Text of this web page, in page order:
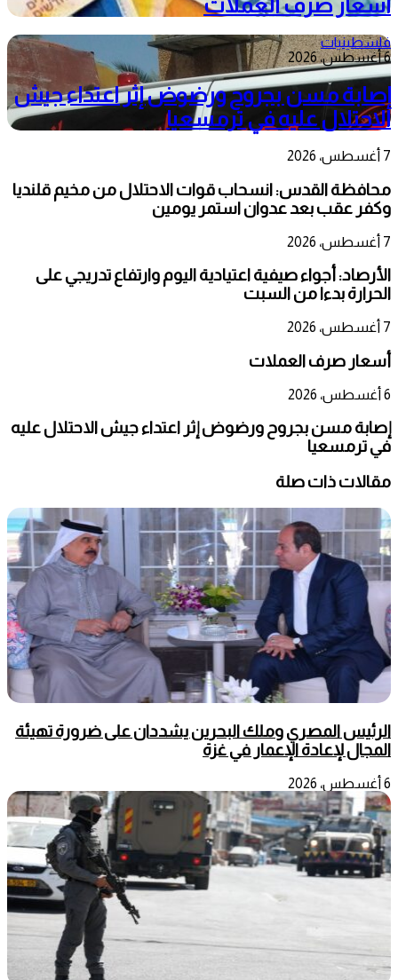
أسعار صرف العملات
فلسطينيات
6 أغسطس، 2026
إصابة مسن بجروح ورضوض إثر اعتداء جيش
الاحتلال عليه في ترمسعيا
7 أغسطس، 2026
محافظة القدس: انسحاب قوات الاحتلال من مخيم قلنديا
وكفر عقب بعد عدوان استمر يومين
7 أغسطس، 2026
الأرصاد: أجواء صيفية اعتيادية اليوم وارتفاع تدريجي على
الحرارة بدءا من السبت
7 أغسطس، 2026
أسعار صرف العملات
6 أغسطس، 2026
إصابة مسن بجروح ورضوض إثر اعتداء جيش الاحتلال عليه
في ترمسعيا
مقالات ذات صلة
الرئيس المصري وملك البحرين يشددان على ضرورة تهيئة
المجال لإعادة الإعمار في غزة
6 أغسطس، 2026